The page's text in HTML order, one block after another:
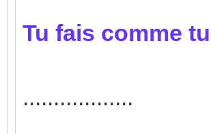
Tu fais comme
..................